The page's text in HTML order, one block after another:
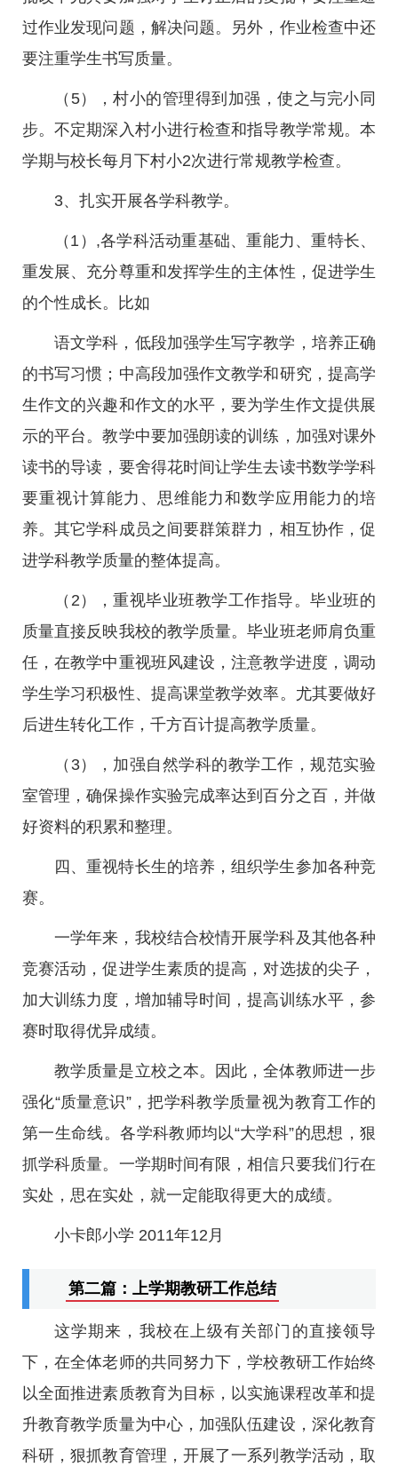
过作业发现问题，解决问题。另外，作业检查中还
要注重学生书写质量。
（5），村小的管理得到加强，使之与完小同
步。不定期深入村小进行检查和指导教学常规。本
学期与校长每月下村小2次进行常规教学检查。
3、扎实开展各学科教学。
（1）,各学科活动重基础、重能力、重特长、
重发展、充分尊重和发挥学生的主体性，促进学生
的个性成长。比如
语文学科，低段加强学生写字教学，培养正确
的书写习惯；中高段加强作文教学和研究，提高学
生作文的兴趣和作文的水平，要为学生作文提供展
示的平台。教学中要加强朗读的训练，加强对课外
读书的导读，要舍得花时间让学生去读书数学学科
要重视计算能力、思维能力和数学应用能力的培
养。其它学科成员之间要群策群力，相互协作，促
进学科教学质量的整体提高。
（2），重视毕业班教学工作指导。毕业班的
质量直接反映我校的教学质量。毕业班老师肩负重
任，在教学中重视班风建设，注意教学进度，调动
学生学习积极性、提高课堂教学效率。尤其要做好
后进生转化工作，千方百计提高教学质量。
（3），加强自然学科的教学工作，规范实验
室管理，确保操作实验完成率达到百分之百，并做
好资料的积累和整理。
四、重视特长生的培养，组织学生参加各种竞
赛。
一学年来，我校结合校情开展学科及其他各种
竞赛活动，促进学生素质的提高，对选拔的尖子，
加大训练力度，增加辅导时间，提高训练水平，参
赛时取得优异成绩。
教学质量是立校之本。因此，全体教师进一步
强化“质量意识”，把学科教学质量视为教育工作的
第一生命线。各学科教师均以“大学科”的思想，狠
抓学科质量。一学期时间有限，相信只要我们行在
实处，思在实处，就一定能取得更大的成绩。
小卡郎小学 2011年12月
第二篇：上学期教研工作总结
这学期来，我校在上级有关部门的直接领导
下，在全体老师的共同努力下，学校教研工作始终
以全面推进素质教育为目标，以实施课程改革和提
升教育教学质量为中心，加强队伍建设，深化教育
科研，狠抓教育管理，开展了一系列教学活动，取